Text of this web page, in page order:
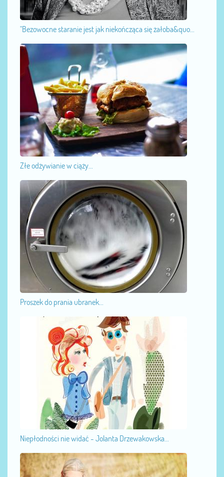
"Bezowocne staranie jest jak niekończąca się żałoba&quo...
Złe odżywianie w ciąży...
Proszek do prania ubranek...
Niepłodności nie widać - Jolanta Drzewakowska...